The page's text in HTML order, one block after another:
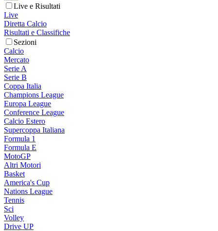
Live e Risultati
Live
Diretta Calcio
Risultati e Classifiche
Sezioni
Calcio
Mercato
Serie A
Serie B
Coppa Italia
Champions League
Europa League
Conference League
Calcio Estero
Supercoppa Italiana
Formula 1
Formula E
MotoGP
Altri Motori
Basket
America's Cup
Nations League
Tennis
Sci
Volley
Drive UP